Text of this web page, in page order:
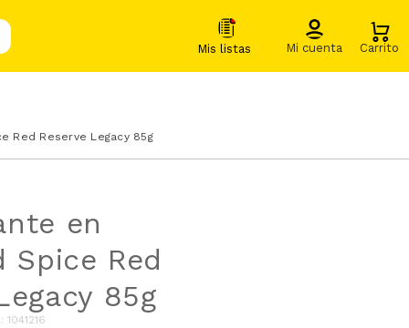
Red Reserve Legacy 85g
en
Spice Red
85g
: 1041216